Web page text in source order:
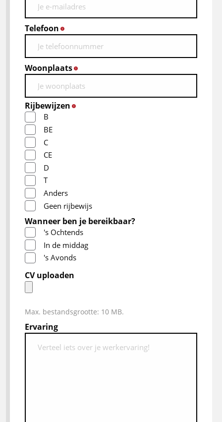
Telefoon
Woonplaats
Rijbewijzen
B
BE
C
CE
D
T
Anders
Geen rijbewijs
Wanneer ben je bereikbaar?
's Ochtends
In de middag
's Avonds
CV uploaden
Max. bestandsgrootte: 10 MB.
Ervaring